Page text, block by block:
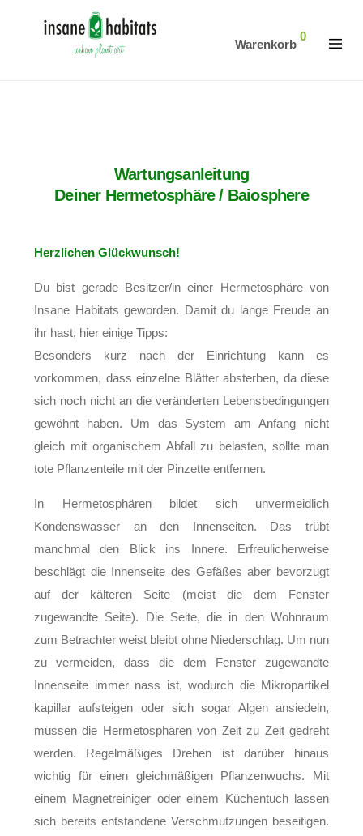
Warenkorb
0
Wartungsanleitung
Deiner Hermetosphäre / Baiosphere
Herzlichen Glückwunsch!
Du bist gerade Besitzer/in einer Hermetosphäre von
Insane Habitats geworden. Damit du lange Freude an
ihr hast, hier einige Tipps:
Besonders kurz nach der Einrichtung kann es
vorkommen, dass einzelne Blätter absterben, da diese
sich noch nicht an die veränderten Lebensbedingungen
gewöhnt haben. Um das System am Anfang nicht
gleich mit organischem Abfall zu belasten, sollte man
tote Pflanzenteile mit der Pinzette entfernen.
In Hermetosphären bildet sich unvermeidlich
Kondenswasser an den Innenseiten. Das trübt
manchmal den Blick ins Innere. Erfreulicherweise
beschlägt die Innenseite des Gefäßes aber bevorzugt
auf der kälteren Seite (meist die dem Fenster
zugewandte Seite). Die Seite, die in den Wohnraum
zum Betrachter weist bleibt ohne Niederschlag. Um nun
zu vermeiden, dass die dem Fenster zugewandte
Innenseite immer nass ist, wodurch die Mikropartikel
kapillar aufsteigen oder sich sogar Algen ansiedeln,
müssen die Hermetosphären von Zeit zu Zeit gedreht
werden. Regelmäßiges Drehen ist darüber hinaus
wichtig für einen gleichmäßigen Pflanzenwuchs. Mit
einem Magnetreiniger oder einem Küchentuch lassen
sich bereits entstandene Verschmutzungen beseitigen.